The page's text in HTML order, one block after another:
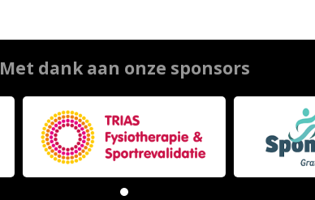
Met dank aan onze sponsors